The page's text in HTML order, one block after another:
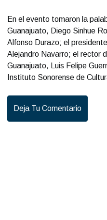
En el evento tomaron la
Guanajuato, Diego Sinhue
Alfonso Durazo; el
Alejandro Navarro; el rector
Guanajuato, Luis Felipe
Instituto Sonorense de
Deja Tu Comentario